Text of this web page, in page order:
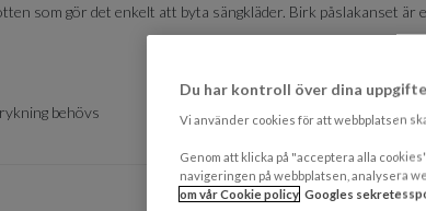
som gör det enkelt att byta sängkläder. Birk påslakanset
behövs
Du har kontroll över dina
Vi använder cookies för att webbplatsen
Genom att klicka på "acceptera alla
navigeringen på webbplatsen, analysera
om vår Cookie policy Googles